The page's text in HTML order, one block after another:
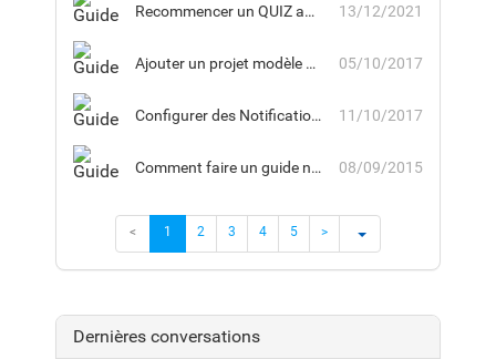
Recommencer un QUIZ au succès obligatoire sans limite de tentatives 13/12/2021
Ajouter un projet modèle dans un nouvel espace collaboratif 05/10/2017
Configurer des Notifications pour un groupe désigné 11/10/2017
Comment faire un guide non encapsulé dans un Savoir 08/09/2015
< 1 2 3 4 5 >
Dernières conversations